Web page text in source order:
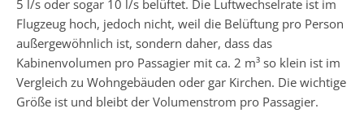
5 l/s oder sogar 10 l/s belüftet. Die Luftwechselrate ist im
Flugzeug hoch, jedoch nicht, weil die Belüftung pro Person
außergewöhnlich ist, sondern daher, dass das
Kabinenvolumen pro Passagier mit ca. 2 m³ so klein ist im
Vergleich zu Wohngebäuden oder gar Kirchen. Die wichtige
Größe ist und bleibt der Volumenstrom pro Passagier.